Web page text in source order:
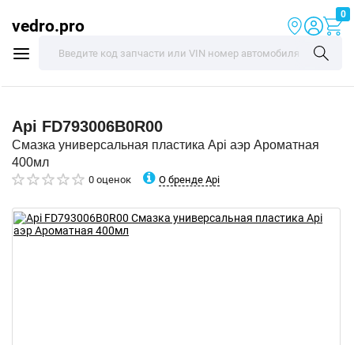
vedro.pro
0
Api FD793006B0R00
Смазка универсальная пластика Api аэр Ароматная
400мл
0 оценок О бренде Api